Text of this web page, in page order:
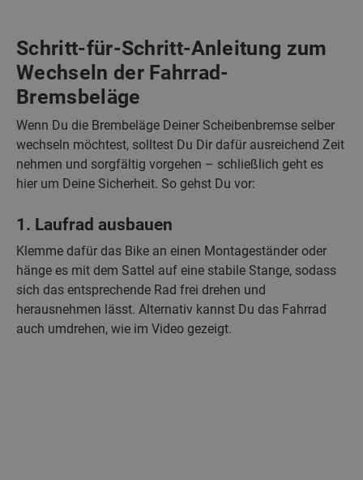
Schritt-für-Schritt-Anleitung zum
Wechseln der Fahrrad-
Bremsbeläge
Wenn Du die Brembeläge Deiner Scheibenbremse selber
wechseln möchtest, solltest Du Dir dafür ausreichend Zeit
nehmen und sorgfältig vorgehen – schließlich geht es
hier um Deine Sicherheit. So gehst Du vor:
1. Laufrad ausbauen
Klemme dafür das Bike an einen Montageständer oder
hänge es mit dem Sattel auf eine stabile Stange, sodass
sich das entsprechende Rad frei drehen und
herausnehmen lässt. Alternativ kannst Du das Fahrrad
auch umdrehen, wie im Video gezeigt.